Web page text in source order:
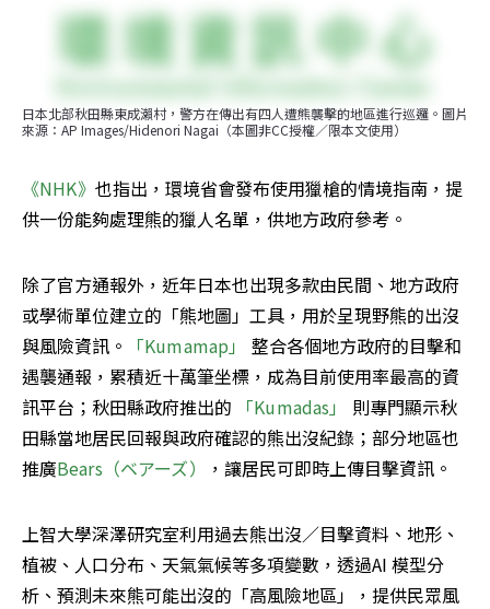
日本北部秋田縣東成瀨村，警方在傳出有四人遭熊襲擊的地區進行巡邏。圖片
來源：AP Images/Hidenori Nagai（本圖非CC授權／限本文使用）
《NHK》 也指出，環境省會發布使用獵槍的情境指南，提
供一份能夠處理熊的獵人名單，供地方政府參考。
除了官方通報外，近年日本也出現多款由民間、地方政府
或學術單位建立的「熊地圖」工具，用於呈現野熊的出沒
與風險資訊。
「Kumamap」 整合各個地方政府的目擊和
遇襲通報，累積近十萬筆坐標，成為目前使用率最高的資
訊平台；秋田縣政府推出的 「Kumadas」
則專門顯示秋
田縣當地居民回報與政府確認的熊出沒紀錄；部分地區也
推廣Bears（ベアーズ） ，讓居民可即時上傳目擊資訊。
上智大學深澤研究室利用過去熊出沒／目擊資料、地形、
植被、人口分布、天氣氣候等多項變數，透過AI 模型分
析、預測未來熊可能出沒的「高風險地區」，提供民眾風